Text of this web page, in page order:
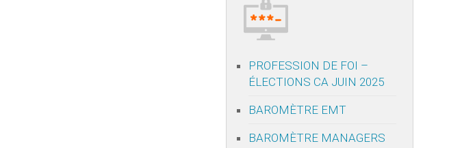
PROFESSION DE FOI –
ÉLECTIONS CA JUIN 2025
BAROMÈTRE EMT
BAROMÈTRE MANAGERS